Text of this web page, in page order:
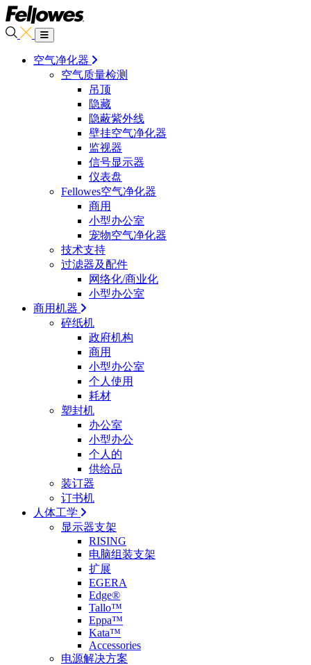
空气净化器
空气质量检测
吊顶
隐藏
隐蔽紫外线
壁挂空气净化器
监视器
信号显示器
仪表盘
Fellowes空气净化器
商用
小型办公室
宠物空气净化器
技术支持
过滤器及配件
网络化/商业化
小型办公室
商用机器
碎纸机
政府机构
商用
小型办公室
个人使用
耗材
塑封机
办公室
小型办公
个人的
供给品
装订器
订书机
人体工学
显示器支架
RISING
电脑组装支架
扩展
EGERA
Edge®
Tallo™
Eppa™
Kata™
Accessories
电源解决方案